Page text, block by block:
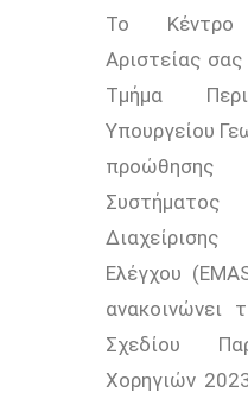
Το Κέντρο
Αριστείας
Τμήμα
Υπουργείου
προώθησης
Διαχείρισης
Ελέγχου
ανακοινώνει
Σχεδίου
Χορηγιών